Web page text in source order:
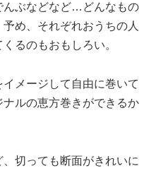
んぶなどなど…どんなもの
め、それぞれおうちの人
るのもおもしろい。
イメージして自由に巻いて
ルの恵方巻きができるか
、切っても断面がきれいに